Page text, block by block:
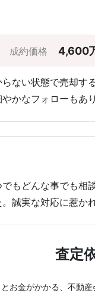
成約価格 4,600
ない状態で売却
かなフォローもあ
もどんな事でも
誠実な対応に惹か
査定
お金がかかる、不動